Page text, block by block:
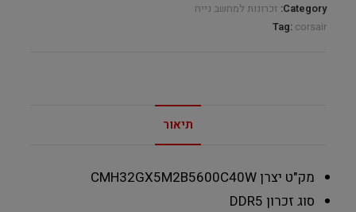
Category: זכרונות למחשב נייח
Tag: corsair
תיאור
מק"ט יצרן CMH32GX5M2B5600C40W
סוג זכרון DDR5